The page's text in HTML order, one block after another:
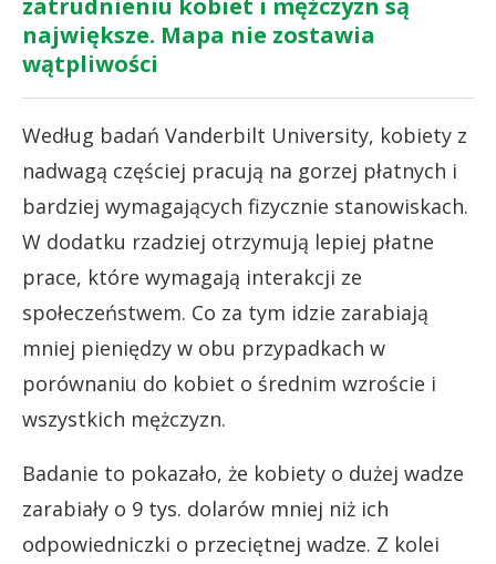
największe. Mapa nie zostawia
wątpliwości
Według badań Vanderbilt University, kobiety z
nadwagą częściej pracują na gorzej płatnych i
bardziej wymagających fizycznie stanowiskach.
W dodatku rzadziej otrzymują lepiej płatne
prace, które wymagają interakcji ze
społeczeństwem. Co za tym idzie zarabiają
mniej pieniędzy w obu przypadkach w
porównaniu do kobiet o średnim wzroście i
wszystkich mężczyzn.
Badanie to pokazało, że kobiety o dużej wadze
zarabiały o 9 tys. dolarów mniej niż ich
odpowiedniczki o przeciętnej wadze. Z kolei